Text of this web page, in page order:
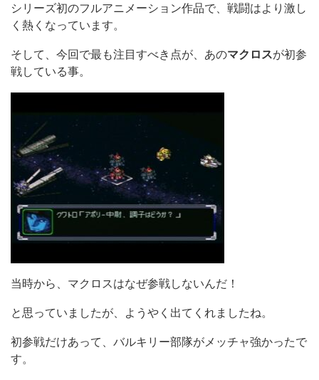
シリーズ初のフルアニメーション作品で、戦闘はより激し
く熱くなっています。
そして、今回で最も注目すべき点が、あのマクロスが初参
戦している事。
当時から、マクロスはなぜ参戦しないんだ！
と思っていましたが、ようやく出てくれましたね。
初参戦だけあって、バルキリー部隊がメッチャ強かったで
す。